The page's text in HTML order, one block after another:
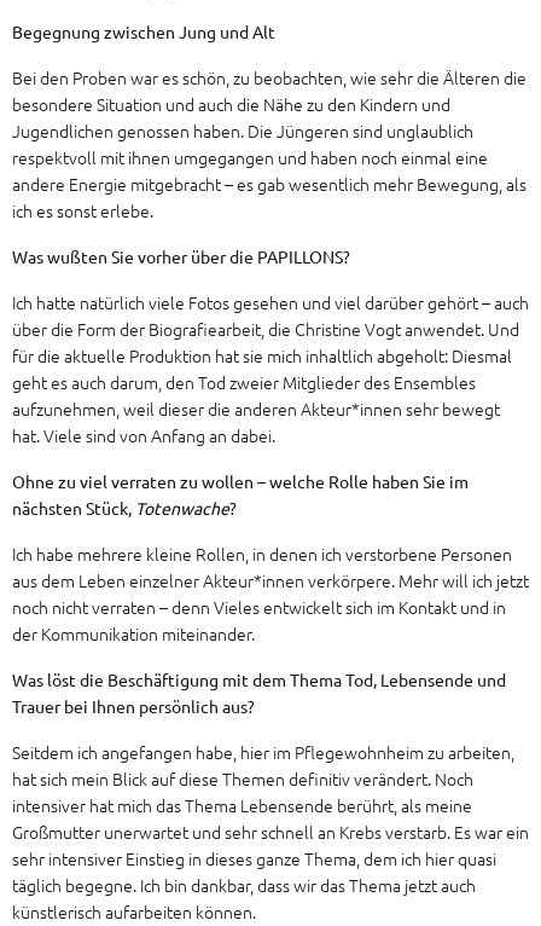
Begegnung zwischen Jung und Alt
Bei den Proben war es schön, zu beobachten, wie sehr die Älteren die
besondere Situation und auch die Nähe zu den Kindern und
Jugendlichen genossen haben. Die Jüngeren sind unglaublich
respektvoll mit ihnen umgegangen und haben noch einmal eine
andere Energie mitgebracht – es gab wesentlich mehr Bewegung, als
ich es sonst erlebe.
Was wußten Sie vorher über die PAPILLONS?
Ich hatte natürlich viele Fotos gesehen und viel darüber gehört – auch
über die Form der Biografiearbeit, die Christine Vogt anwendet. Und
für die aktuelle Produktion hat sie mich inhaltlich abgeholt: Diesmal
geht es auch darum, den Tod zweier Mitglieder des Ensembles
aufzunehmen, weil dieser die anderen Akteur*innen sehr bewegt
hat. Viele sind von Anfang an dabei.
Ohne zu viel verraten zu wollen – welche Rolle haben Sie im
nächsten Stück, Totenwache?
Ich habe mehrere kleine Rollen, in denen ich verstorbene Personen
aus dem Leben einzelner Akteur*innen verkörpere. Mehr will ich jetzt
noch nicht verraten – denn Vieles entwickelt sich im Kontakt und in
der Kommunikation miteinander.
Was löst die Beschäftigung mit dem Thema Tod, Lebensende und
Trauer bei Ihnen persönlich aus?
Seitdem ich angefangen habe, hier im Pflegewohnheim zu arbeiten,
hat sich mein Blick auf diese Themen definitiv verändert. Noch
intensiver hat mich das Thema Lebensende berührt, als meine
Großmutter unerwartet und sehr schnell an Krebs verstarb. Es war ein
sehr intensiver Einstieg in dieses ganze Thema, dem ich hier quasi
täglich begegne. Ich bin dankbar, dass wir das Thema jetzt auch
künstlerisch aufarbeiten können.